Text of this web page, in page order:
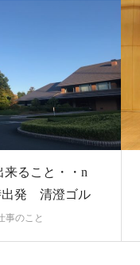
来ること・・n
出発 清澄ゴル
事のこと